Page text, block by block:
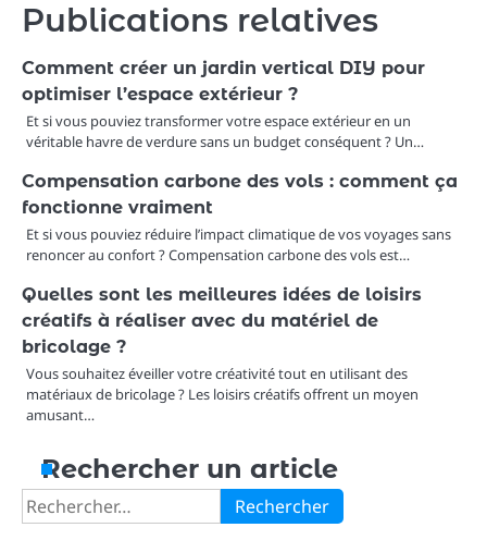
Publications relatives
Comment créer un jardin vertical DIY pour
optimiser l’espace extérieur ?
Et si vous pouviez transformer votre espace extérieur en un
véritable havre de verdure sans un budget conséquent ? Un…
Compensation carbone des vols : comment ça
fonctionne vraiment
Et si vous pouviez réduire l’impact climatique de vos voyages sans
renoncer au confort ? Compensation carbone des vols est…
Quelles sont les meilleures idées de loisirs
créatifs à réaliser avec du matériel de
bricolage ?
Vous souhaitez éveiller votre créativité tout en utilisant des
matériaux de bricolage ? Les loisirs créatifs offrent un moyen
amusant…
Rechercher un article
Rechercher :